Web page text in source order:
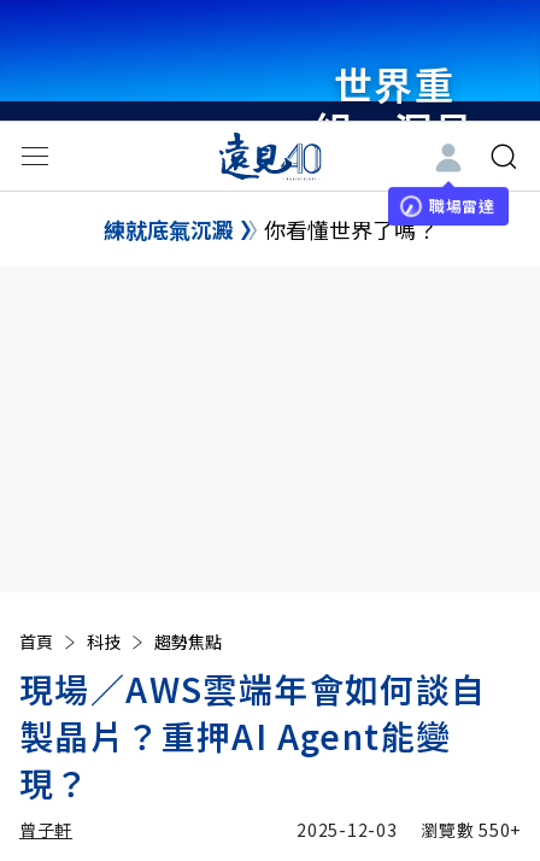
世界重
組・洞見
未來 與
世界領袖
職場雷達
練就底氣沉澱 你看懂世界了嗎？
首頁 科技 趨勢焦點
現場／AWS雲端年會如何談自
製晶片？重押AI Agent能變
現？
曾子軒 2025-12-03 瀏覽數550+